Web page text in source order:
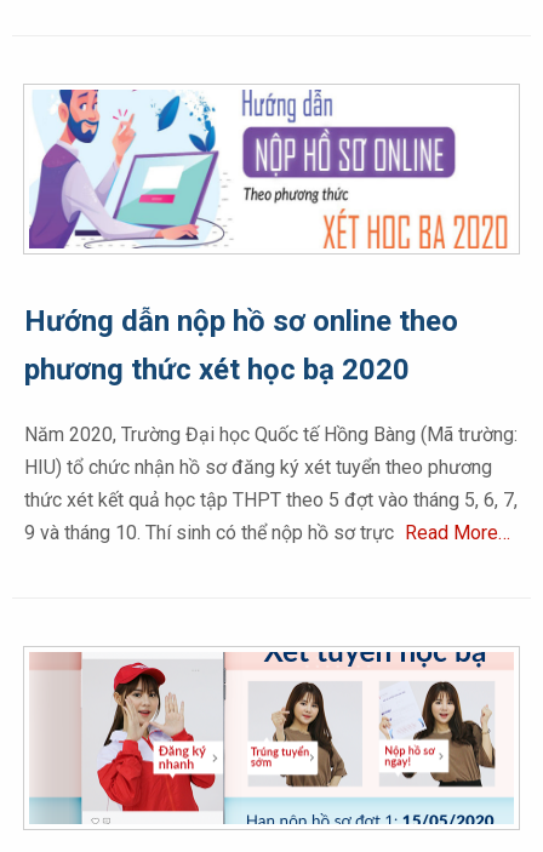
Hướng dẫn nộp hồ sơ online theo
phương thức xét học bạ 2020
Năm 2020, Trường Đại học Quốc tế Hồng Bàng (Mã trường:
HIU) tổ chức nhận hồ sơ đăng ký xét tuyển theo phương
thức xét kết quả học tập THPT theo 5 đợt vào tháng 5, 6, 7,
9 và tháng 10. Thí sinh có thể nộp hồ sơ trực Read More…